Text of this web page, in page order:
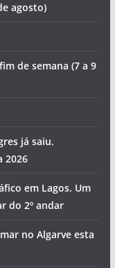
agosto)
de semana (7 a 9
já saiu.
2026
em Lagos. Um
do 2º andar
no Algarve esta